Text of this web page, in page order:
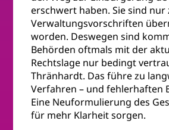
erschwert haben. Sie sind nur
Verwaltungsvorschriften
worden. Deswegen sind
Behörden oftmals mit der
Rechtslage nur bedingt
Thränhardt. Das führe zu
Verfahren – und fehlerhaften
Eine Neuformulierung des
für mehr Klarheit sorgen.